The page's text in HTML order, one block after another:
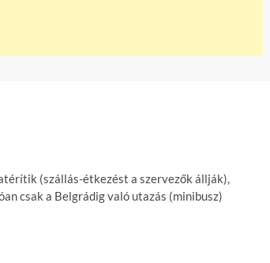
(szállás-étkezést a szervezők állják),
csak a Belgrádig való utazás (minibusz)